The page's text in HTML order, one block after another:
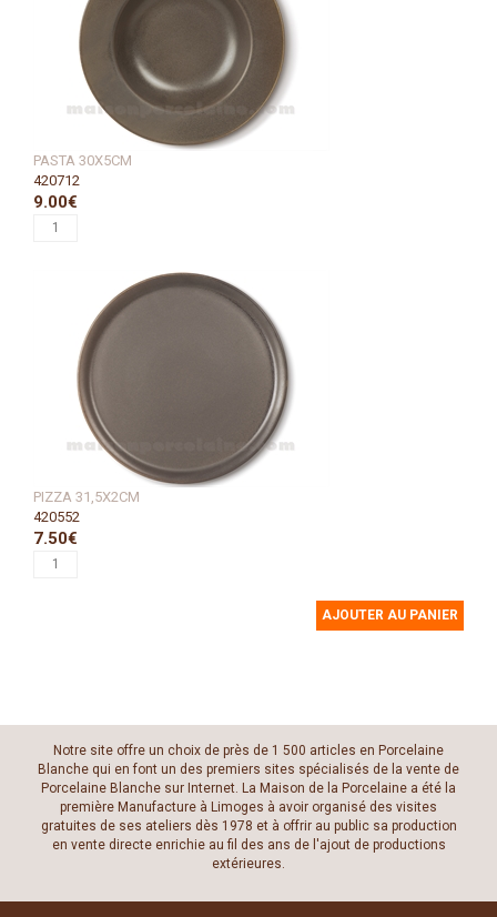
PASTA 30X5CM
420712
9.00€
PIZZA 31,5X2CM
420552
7.50€
AJOUTER AU PANIER
Notre site offre un choix de près de 1 500 articles en Porcelaine
Blanche qui en font un des premiers sites spécialisés de la vente de
Porcelaine Blanche sur Internet. La Maison de la Porcelaine a été la
première Manufacture à Limoges à avoir organisé des visites
gratuites de ses ateliers dès 1978 et à offrir au public sa production
en vente directe enrichie au fil des ans de l'ajout de productions
extérieures.